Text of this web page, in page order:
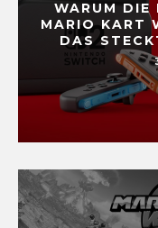
WARUM
MARIO KART
DAS